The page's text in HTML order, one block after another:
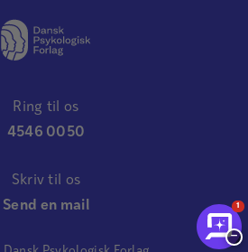
Ring til os
4546 0050
Skriv til os
Send en mail
1
−